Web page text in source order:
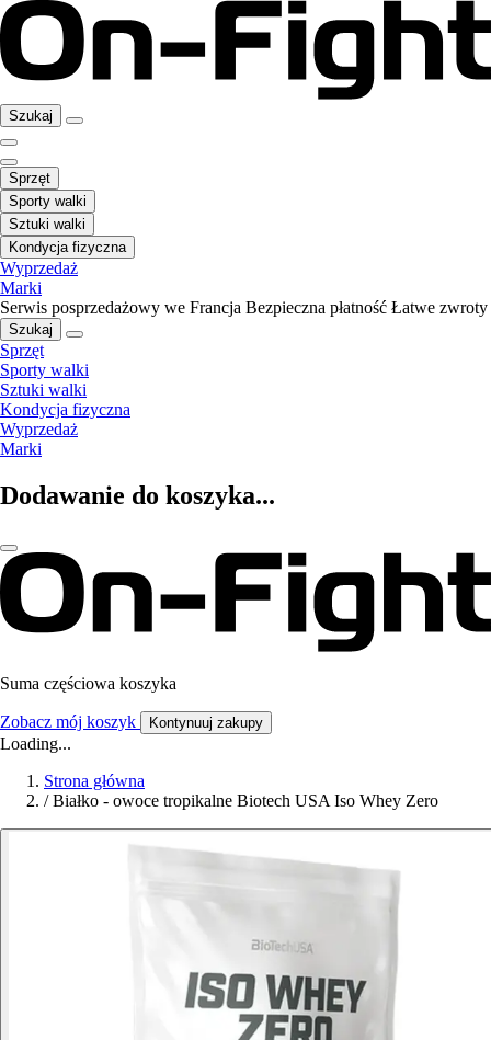
Szukaj
Sprzęt
Sporty walki
Sztuki walki
Kondycja fizyczna
Wyprzedaż
Marki
Serwis posprzedażowy we Francja Bezpieczna płatność Łatwe zwroty
Szukaj
Sprzęt
Sporty walki
Sztuki walki
Kondycja fizyczna
Wyprzedaż
Marki
Dodawanie do koszyka...
Suma częściowa koszyka
Zobacz mój koszyk Kontynuuj zakupy
Loading...
Strona główna
/ Białko - owoce tropikalne Biotech USA Iso Whey Zero